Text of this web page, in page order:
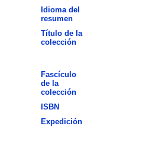
Idioma del
resumen
Título de la
colección
Fascículo
de la
colección
ISBN
Expedición